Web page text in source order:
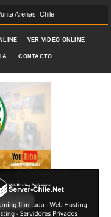
Arenas, Chile
VER VIDEO ONLINE
CONTACTO